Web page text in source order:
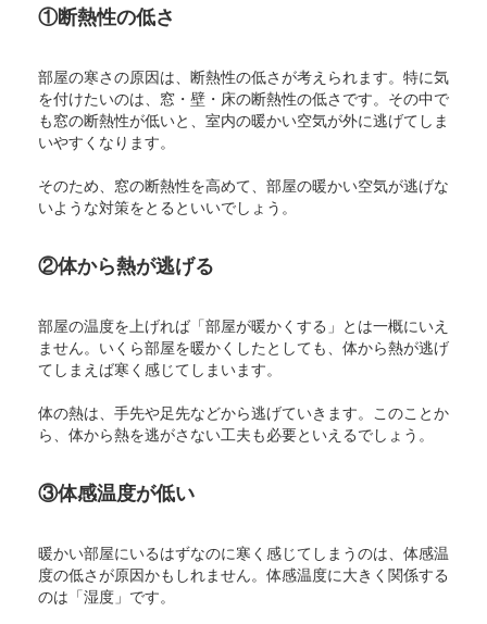
①断熱性の低さ
部屋の寒さの原因は、断熱性の低さが考えられます。特に気
を付けたいのは、窓・壁・床の断熱性の低さです。その中で
も窓の断熱性が低いと、室内の暖かい空気が外に逃げてしま
いやすくなります。
そのため、窓の断熱性を高めて、部屋の暖かい空気が逃げな
いような対策をとるといいでしょう。
②体から熱が逃げる
部屋の温度を上げれば「部屋が暖かくする」とは一概にいえ
ません。いくら部屋を暖かくしたとしても、体から熱が逃げ
てしまえば寒く感じてしまいます。
体の熱は、手先や足先などから逃げていきます。このことか
ら、体から熱を逃がさない工夫も必要といえるでしょう。
③体感温度が低い
暖かい部屋にいるはずなのに寒く感じてしまうのは、体感温
度の低さが原因かもしれません。体感温度に大きく関係する
のは「湿度」です。